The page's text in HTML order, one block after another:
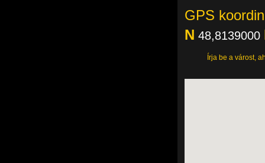
GPS
N 48,8139000
Írja be a várost,